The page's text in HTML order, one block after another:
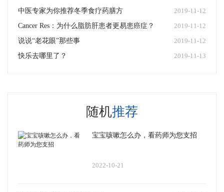
中医专家为你推荐冬季食疗药膳方
2019-11-12
Cancer Res：为什么脂肪肝患者更易患癌症？
2019-11-12
说说“老花眼”那些事
2019-11-12
快乐去哪里了？
2019-11-13
随机推荐
宝宝咳嗽怎么办，看药师为您支招
2022-10-21